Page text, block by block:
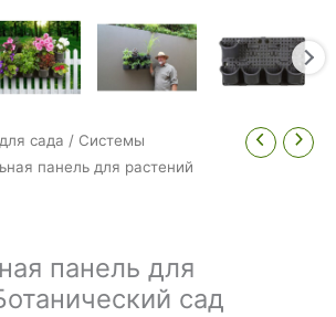
сада / Системы
панель для растений
панель для
сад